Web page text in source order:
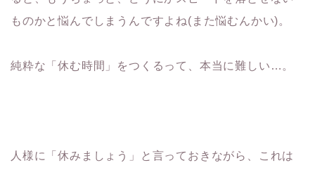
ものかと悩んでしまうんですよね(また悩むんかい)。
純粋な「休む時間」をつくるって、本当に難しい…。
人様に「休みましょう」と言っておきながら、これは